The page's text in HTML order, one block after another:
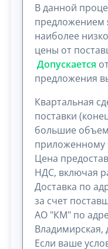
В данной
предложением
наиболее
цены от
Допускается
предложения
Квартальная
поставки
большие
приложенному
Цена
НДС, включая
Доставка по
за счет
АО "КМ" по
Владимирская,
Если ваше